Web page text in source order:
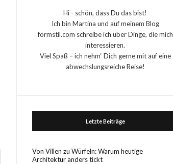
Hi - schön, dass Du das bist!
Ich bin Martina und auf meinem Blog
formstil.com schreibe ich über Dinge, die mich
interessieren.
Viel Spaß – ich nehm‘ Dich gerne mit auf eine
abwechslungsreiche Reise!
Letzte Beiträge
Von Villen zu Würfeln: Warum heutige
Architektur anders tickt